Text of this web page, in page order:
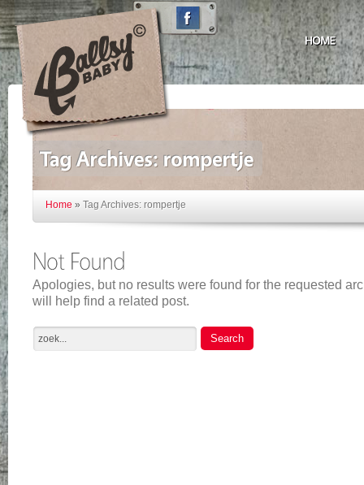
Home » Tag Archives: rompertje
Apologies, but no results were found for the requested
will help find a related post.
Search